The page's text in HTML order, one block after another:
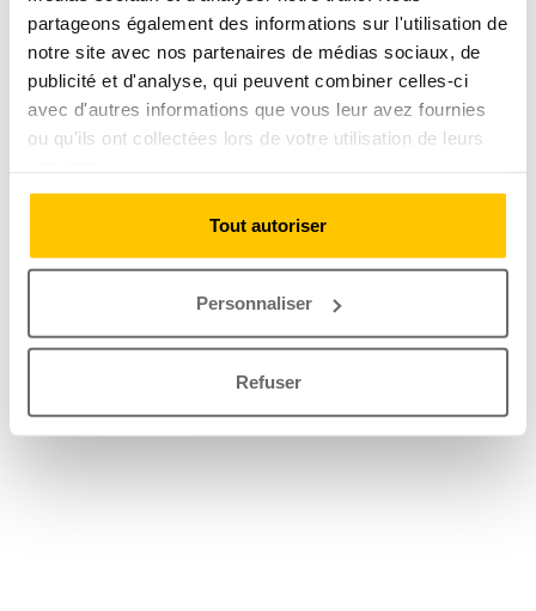
partageons également des informations sur l'utilisation de
notre site avec nos partenaires de médias sociaux, de
publicité et d'analyse, qui peuvent combiner celles-ci
avec d'autres informations que vous leur avez fournies
ou qu'ils ont collectées lors de votre utilisation de leurs
Tout autoriser
Personnaliser
Refuser